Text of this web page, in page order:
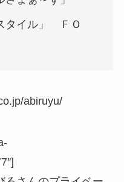
タイル」 ＦＯ
abiruyu/